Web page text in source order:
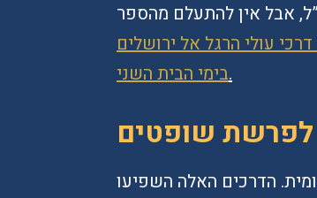
אבל אין להתעלם מהספר
עולי הרגל אל ירושלים
בימי הבית השני.
הדרכים האלה השפיעו